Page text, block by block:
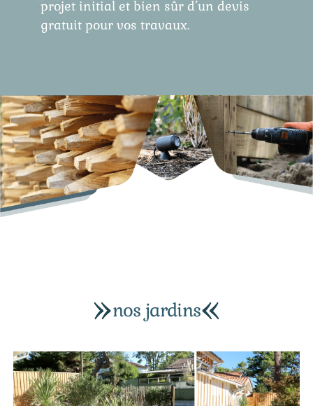
projet initial et bien sûr d’un devis
gratuit pour vos travaux.
nos jardins